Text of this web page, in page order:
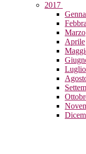
2017
Marzo
Aprile
Luglio